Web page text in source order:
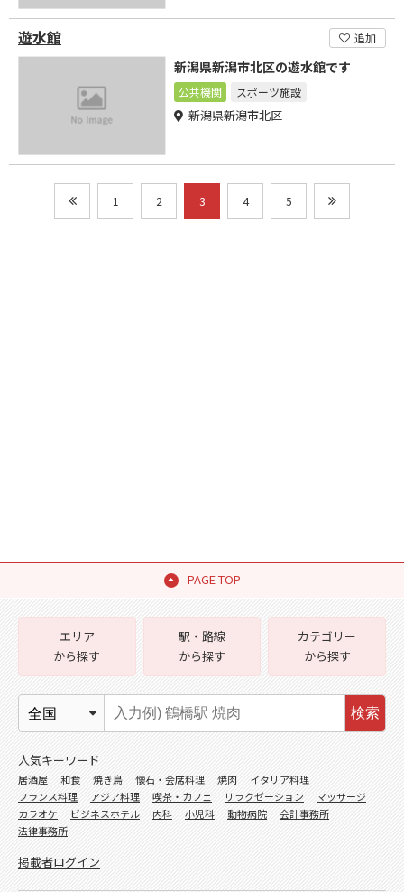
遊水館 追加
新潟県新潟市北区の遊水館です
公共機関 スポーツ施設
新潟県新潟市北区
1 2 3 4 5
PAGE TOP
エリア
から探す
駅・路線
から探す
カテゴリー
から探す
検索
人気キーワード
居酒屋 和食 焼き鳥 懐石・会席料理 焼肉
イタリア料理
フランス料理
アジア料理 喫茶・カフェ リラクゼーション
マッサージ
カラオケ
ビジネスホテル 内科 小児科 動物病院
会計事務所
法律事務所
掲載者ログイン